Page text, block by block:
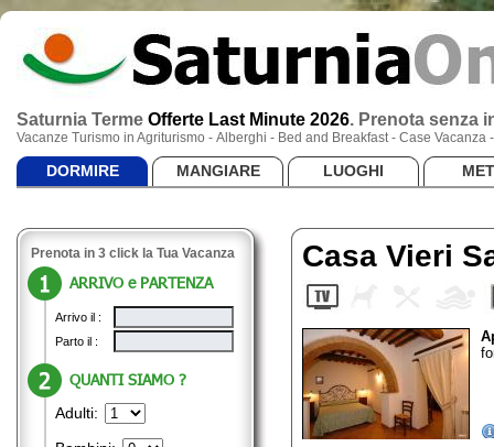
Saturnia Terme Offerte Last Minute 2026. Prenota senza
Vacanze Turismo in Agriturismo - Alberghi - Bed and Breakfast - Case
DORMIRE MANGIARE LUOGHI
Prenota in 3 click la Tua Vacanza
ARRIVO e PARTENZA
Arrivo il :
Parto il :
QUANTI SIAMO ?
Adulti:
Casa Vieri